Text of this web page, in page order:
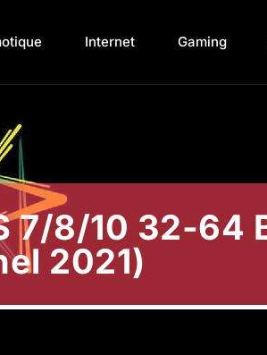
Internet Gaming
7/8/10 32-64
2021)